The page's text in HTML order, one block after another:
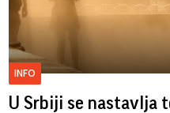
INFO
U Srbiji se nastavlja